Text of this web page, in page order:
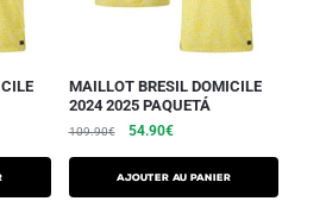
MAILLOT BRESIL DOMICILE
2024 2025 PAQUETÁ
109.90€ 54.90€
AJOUTER AU PANIER